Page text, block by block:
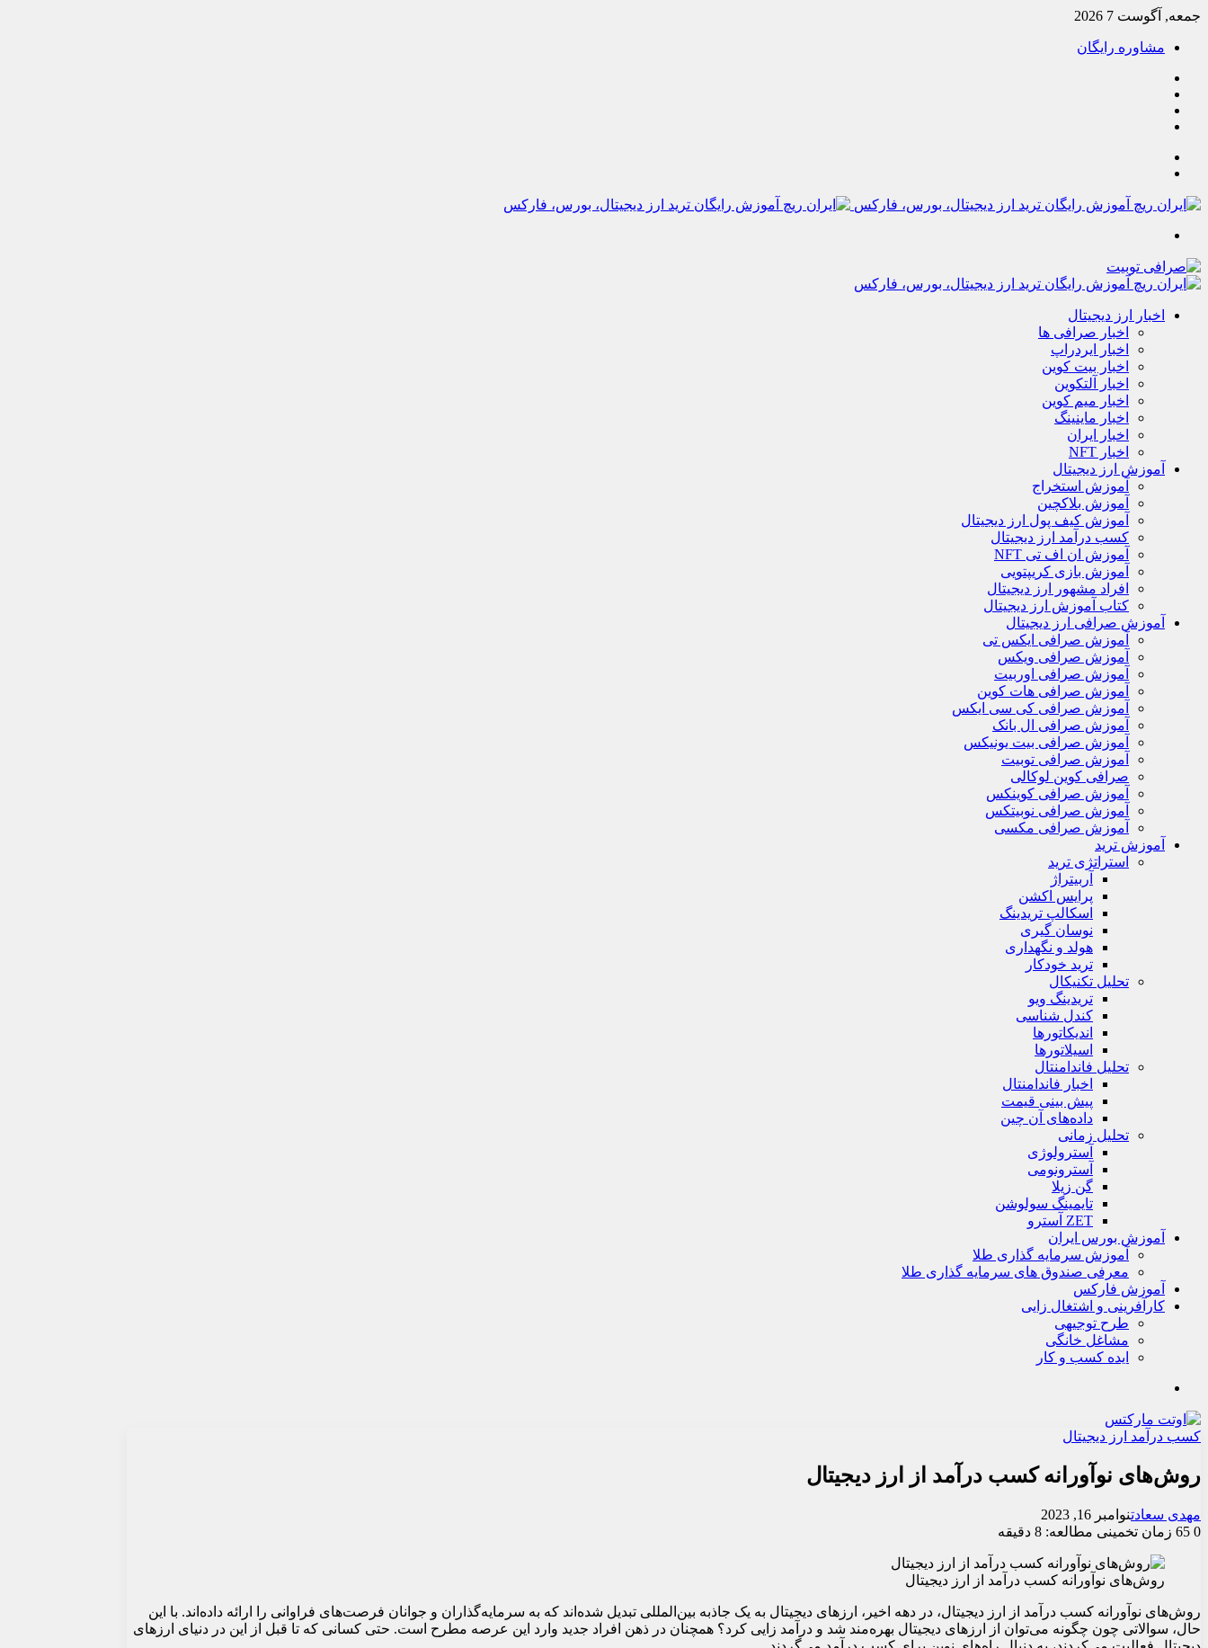
جمعه, آگوست 7 2026
مشاوره رایگان
اخبار ارز دیجیتال
اخبار صرافی ها
اخبار ایردراپ
اخبار بیت کوین
اخبار آلتکوین
اخبار میم کوین
اخبار ماینینگ
اخبار ایران
اخبار NFT
آموزش ارز دیجیتال
آموزش استخراج
آموزش بلاکچین
آموزش کیف پول ارز دیجیتال
کسب درآمد ارز دیجیتال
آموزش ان اف تی NFT
آموزش بازی کریپتویی
افراد مشهور ارز دیجیتال
کتاب آموزش ارز دیجیتال
آموزش صرافی ارز دیجیتال
آموزش صرافی ایکس تی
آموزش صرافی ویکس
آموزش صرافی اوربیت
آموزش صرافی هات کوین
آموزش صرافی کی سی ایکس
آموزش صرافی ال بانک
آموزش صرافی بیت یونیکس
آموزش صرافی توبیت
صرافی کوین لوکالی
آموزش صرافی کوینکس
آموزش صرافی نوبیتکس
آموزش صرافی مکسی
آموزش ترید
استراتژی‌ ترید
آربیتراژ
پرایس اکشن
اسکالپ تریدینگ
نوسان گیری
هولد و نگهداری
ترید خودکار
تحلیل تکنیکال
تریدینگ ویو
کندل شناسی
اندیکاتورها
اسیلاتورها
تحلیل فاندامنتال
اخبار فاندامنتال
پیش بینی قیمت
داده‌های آن چین
تحلیل زمانی
آسترولوژی
آسترونومی
گن زیلا
تايمينگ سولوشن
ZET آسترو
آموزش بورس ایران
آموزش سرمایه گذاری طلا
معرفی صندوق های سرمایه گذاری طلا
آموزش فارکس
کارآفرینی و اشتغال زایی
طرح توجیهی
مشاغل خانگی
ایده کسب و کار
کسب درآمد ارز دیجیتال
روش‌های نوآورانه کسب درآمد از ارز دیجیتال
مهدی سعادتنوامبر 16, 2023
0
زمان تخمینی مطالعه: 8 دقیقه
روش‌های نوآورانه کسب درآمد از ارز دیجیتال
روش‌های نوآورانه کسب درآمد از ارز دیجیتال، در دهه اخیر، ارزهای دیجیتال به یک جاذبه بین‌المللی تبدیل شده‌اند که به سرمایه‌گذاران و جوانان فرصت‌های فراوانی را ارائه داده‌اند. با این
حال، سوالاتی چون چگونه می‌توان از ارزهای دیجیتال بهره‌مند شد و درآمد زایی کرد؟ همچنان در ذهن افراد جدید وارد این عرصه مطرح است. حتی کسانی که تا قبل از این در دنیای ارزهای